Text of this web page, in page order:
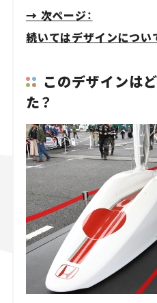
→ 次ページ：
続いてはデザインについ
このデザインは
た？